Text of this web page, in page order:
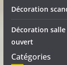
Décoration
Décoration salle
ouvert
Catégories